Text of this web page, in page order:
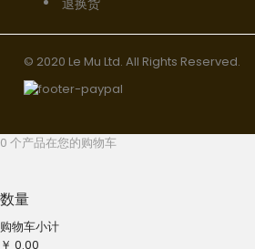
© 2020 Le Mu Ltd. All Rights Reserved.
0 个产品在您的购物车
数量
购物车小计
￥ 0.00